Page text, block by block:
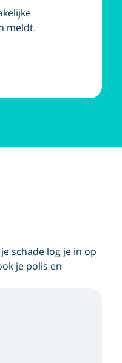
meldt.
schade log je in op
je polis en